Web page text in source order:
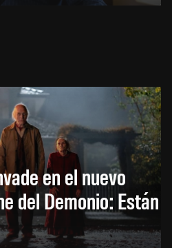
en el nuevo
del Demonio: Están